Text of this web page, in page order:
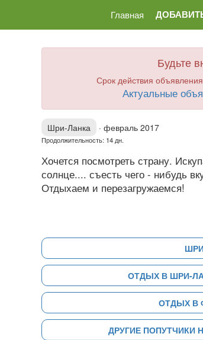
Главная
Будьте
Срок действия
Актуальные
Шри-Ланка · февраль 2017
Продолжительность: 14 дн.
Хочется посмотреть страну.
солнце.... съесть чего - нибудь
Отдыхаем и перезагружаемся!
ОТДЫХ В ШРИ-
ОТДЫХ В
ДРУГИЕ ПОПУТЧИКИ